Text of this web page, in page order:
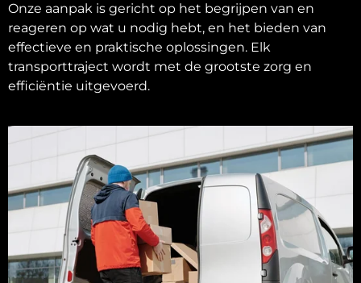
Onze aanpak is gericht op het begrijpen van en
reageren op wat u nodig hebt, en het bieden van
effectieve en praktische oplossingen. Elk
transporttraject wordt met de grootste zorg en
efficiëntie uitgevoerd.